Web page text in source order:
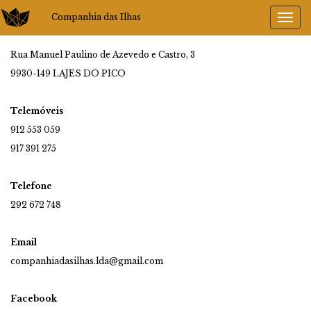
Companhia das Ilhas
Rua Manuel Paulino de Azevedo e Castro, 3
9930-149 LAJES DO PICO
Telemóveis
912 553 059
917 391 275
Telefone
292 672 748
Email
companhiadasilhas.lda@gmail.com
Facebook